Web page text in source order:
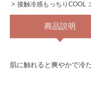
接触冷感もっちりCOOL
商品説明
肌に触れると爽やかで冷